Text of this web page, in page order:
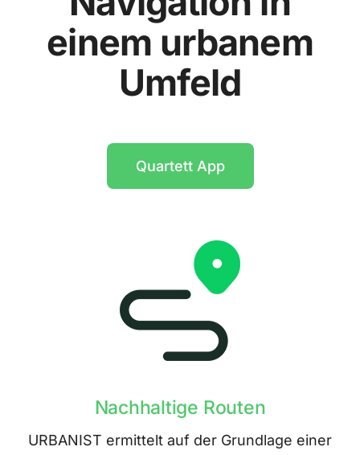
einem urbanem
Umfeld
Quartett App
Nachhaltige Routen
URBANIST ermittelt auf der Grundlage einer